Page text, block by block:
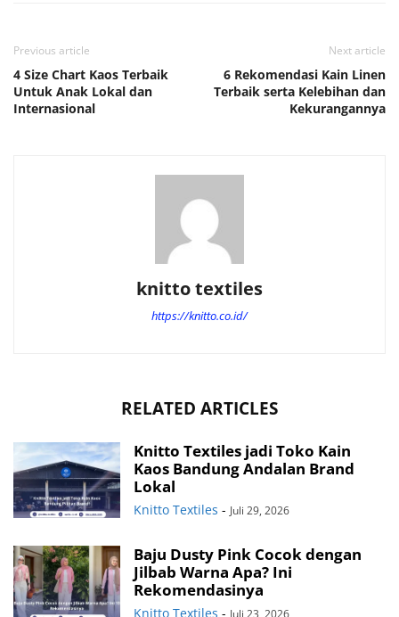
Previous article
4 Size Chart Kaos Terbaik
Untuk Anak Lokal dan
Internasional
Next article
6 Rekomendasi Kain Linen
Terbaik serta Kelebihan dan
Kekurangannya
knitto textiles
https://knitto.co.id/
RELATED ARTICLES
Knitto Textiles jadi Toko Kain
Kaos Bandung Andalan Brand
Lokal
Knitto Textiles - Juli 29, 2026
Baju Dusty Pink Cocok dengan
Jilbab Warna Apa? Ini
Rekomendasinya
Knitto Textiles - Juli 23, 2026